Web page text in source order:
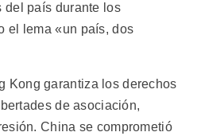
del país durante los
el lema «un país, dos
Kong garantiza los derechos
de asociación,
China se comprometió